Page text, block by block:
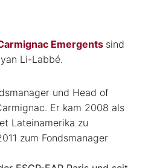
Emergents sind
Li-Labbé.
und Head of
Er kam 2008 als
Lateinamerika zu
zum Fondsmanager